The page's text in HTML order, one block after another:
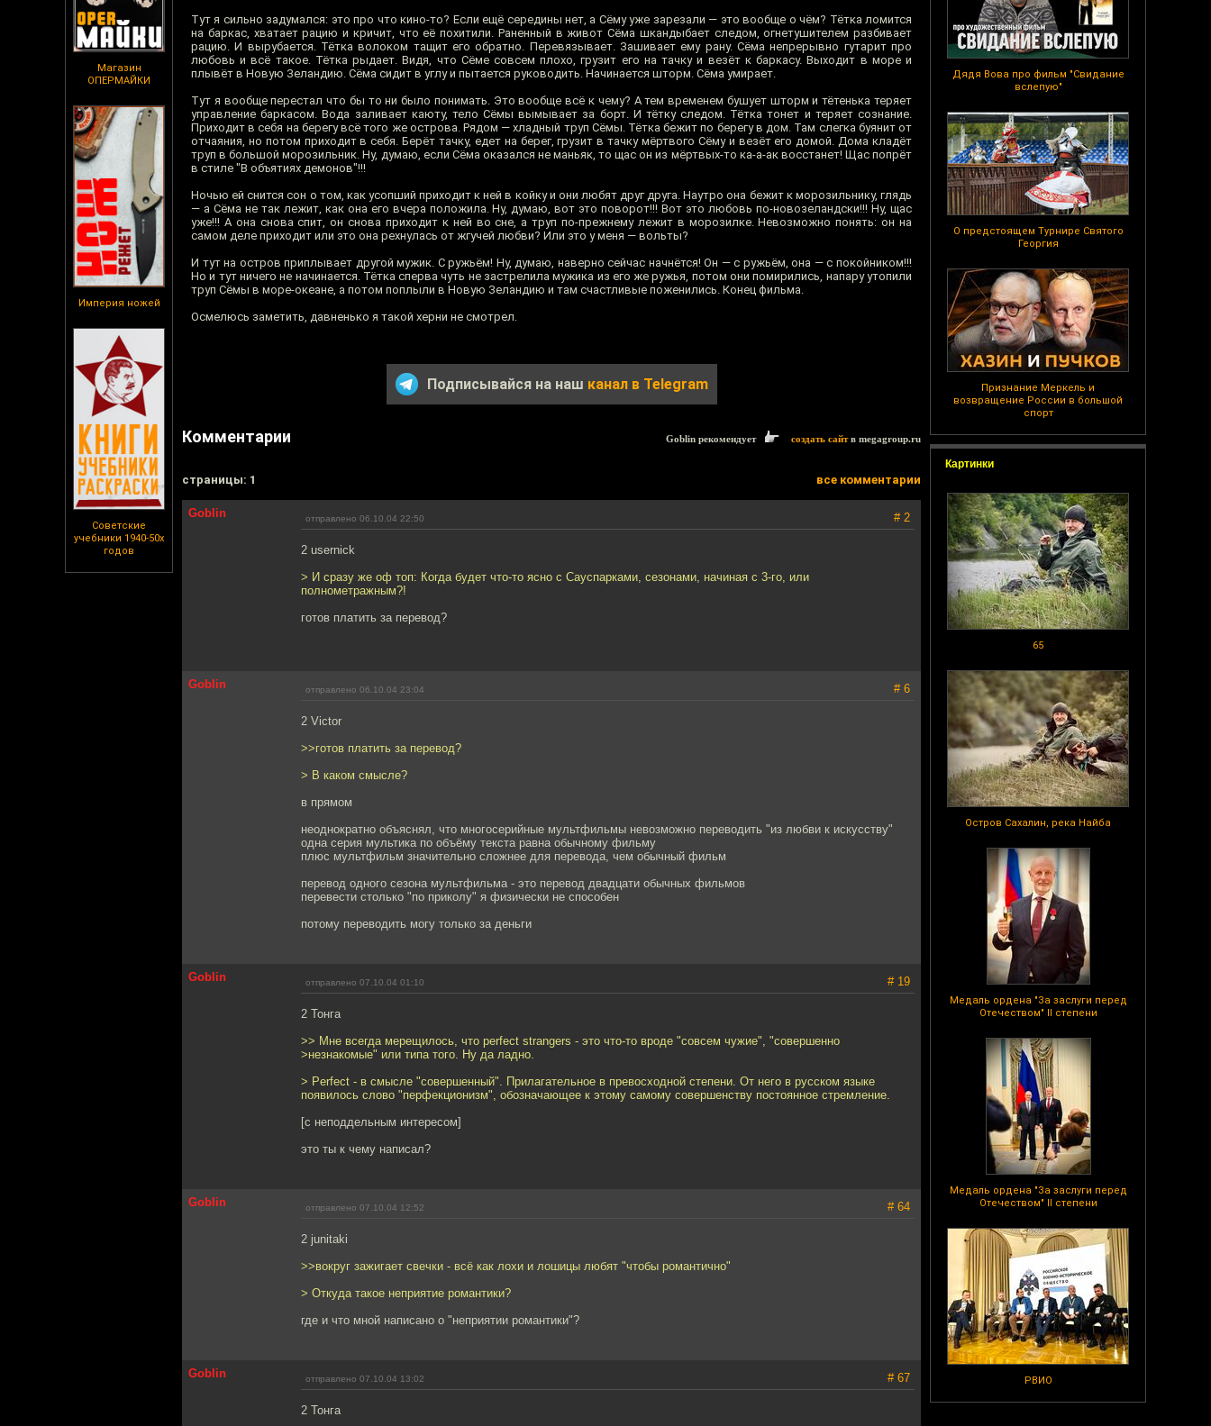
Магазин
ОПЕРМАЙКИ
Империя ножей
Советские
учебники 1940-50х
годов
Дядя Вова про фильм "Свидание
вслепую"
О предстоящем Турнире Святого
Георгия
Признание Меркель и
возвращение России в большой
спорт
Картинки
65
Остров Сахалин, река Найба
Медаль ордена "За заслуги перед
Отечеством" II степени
Медаль ордена "За заслуги перед
Отечеством" II степени
РВИО
Тут я сильно задумался: это про что кино-то? Если ещё середины нет, а Сёму уже зарезали — это вообще о чём? Тётка ломится
на баркас, хватает рацию и кричит, что её похитили. Раненный в живот Сёма шкандыбает следом, огнетушителем разбивает
рацию. И вырубается. Тётка волоком тащит его обратно. Перевязывает. Зашивает ему рану. Сёма непрерывно гутарит про
любовь и всё такое. Тётка рыдает. Видя, что Сёме совсем плохо, грузит его на тачку и везёт к баркасу. Выходит в море и
плывёт в Новую Зеландию. Сёма сидит в углу и пытается руководить. Начинается шторм. Сёма умирает.
Тут я вообще перестал что бы то ни было понимать. Это вообще всё к чему? А тем временем бушует шторм и тётенька теряет
управление баркасом. Вода заливает каюту, тело Сёмы вымывает за борт. И тётку следом. Тётка тонет и теряет сознание.
Приходит в себя на берегу всё того же острова. Рядом — хладный труп Сёмы. Тётка бежит по берегу в дом. Там слегка буянит от
отчаяния, но потом приходит в себя. Берёт тачку, едет на берег, грузит в тачку мёртвого Сёму и везёт его домой. Дома кладёт
труп в большой морозильник. Ну, думаю, если Сёма оказался не маньяк, то щас он из мёртвых-то ка-а-ак восстанет! Щас попрёт
в стиле "В объятиях демонов"!!!
Ночью ей снится сон о том, как усопший приходит к ней в койку и они любят друг друга. Наутро она бежит к морозильнику, глядь
— а Сёма не так лежит, как она его вчера положила. Ну, думаю, вот это поворот!!! Вот это любовь по-новозеландски!!! Ну, щас
уже!!! А она снова спит, он снова приходит к ней во сне, а труп по-прежнему лежит в морозилке. Невозможно понять: он на
самом деле приходит или это она рехнулась от жгучей любви? Или это у меня — вольты?
И тут на остров приплывает другой мужик. С ружьём! Ну, думаю, наверно сейчас начнётся! Он — с ружьём, она — с покойником!!!
Но и тут ничего не начинается. Тётка сперва чуть не застрелила мужика из его же ружья, потом они помирились, напару утопили
труп Сёмы в море-океане, а потом поплыли в Новую Зеландию и там счастливые поженились. Конец фильма.
Осмелюсь заметить, давненько я такой херни не смотрел.
Подписывайся на наш канал в Telegram
Комментарии Goblin рекомендует создать сайтв megagroup.ru
cтраницы: 1 все комментарии
Goblin отправлено 06.10.04 22:50 # 2
2 usernick
> И сразу же оф топ: Когда будет что-то ясно с Сауспарками, сезонами, начиная с 3-го, или
полнометражным?!
готов платить за перевод?
Goblin отправлено 06.10.04 23:04 # 6
2 Victor
>>готов платить за перевод?
> В каком смысле?
в прямом
неоднократно объяснял, что многосерийные мультфильмы невозможно переводить "из любви к искусству"
одна серия мультика по объёму текста равна обычному фильму
плюс мультфильм значительно сложнее для перевода, чем обычный фильм
перевод одного сезона мультфильма - это перевод двадцати обычных фильмов
перевести столько "по приколу" я физически не способен
потому переводить могу только за деньги
Goblin отправлено 07.10.04 01:10 # 19
2 Тонга
>> Мне всегда мерещилось, что perfect strangers - это что-то вроде "совсем чужие", "совершенно
>незнакомые" или типа того. Ну да ладно.
> Perfect - в смысле "совершенный". Прилагательное в превосходной степени. От него в русском языке
появилось слово "перфекционизм", обозначающее к этому самому совершенству постоянное стремление.
[с неподдельным интересом]
это ты к чему написал?
Goblin отправлено 07.10.04 12:52 # 64
2 junitaki
>>вокруг зажигает свечки - всё как лохи и лошицы любят "чтобы романтично"
> Откуда такое неприятие романтики?
где и что мной написано о "неприятии романтики"?
Goblin отправлено 07.10.04 13:02 # 67
2 Тонга